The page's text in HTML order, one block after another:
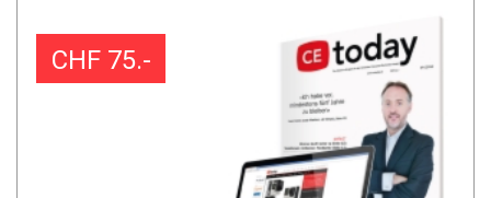
CHF 75.-